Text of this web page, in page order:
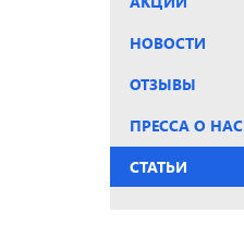
НОВОСТИ
ОТЗЫВЫ
ПРЕССА О НАС
СТАТЬИ